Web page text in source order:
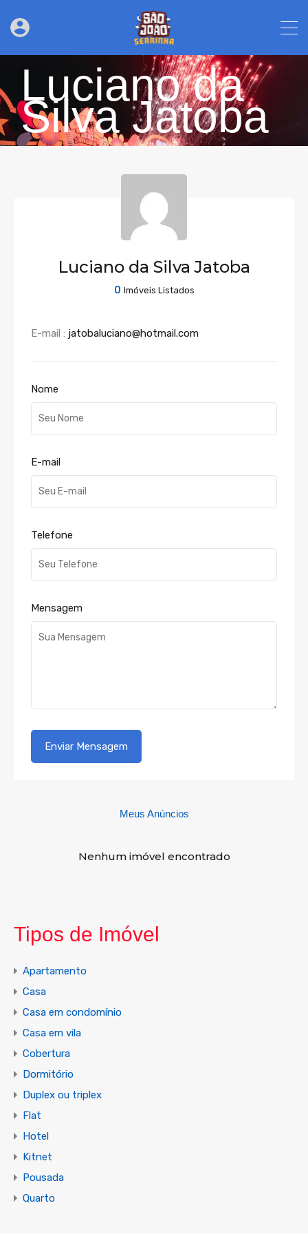
Luciano da
Silva Jatoba
Luciano da Silva Jatoba
0 Imóveis Listados
E-mail : jatobaluciano@hotmail.com
Nome
E-mail
Telefone
Mensagem
Meus Anúncios
Nenhum imóvel encontrado
Tipos de Imóvel
Apartamento
Casa
Casa em condomínio
Casa em vila
Cobertura
Dormitório
Duplex ou triplex
Flat
Hotel
Kitnet
Pousada
Quarto